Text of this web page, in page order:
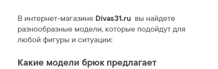
В интернет-магазине Divas31.ru вы найдете
разнообразные модели, которые подойдут для
любой фигуры и ситуации:
Какие модели брюк предлагает